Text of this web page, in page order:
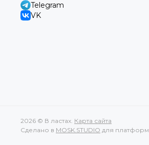
Telegram
VK
2026 © В ластах. Карта сайта
Сделано в MOSK.STUDIO для